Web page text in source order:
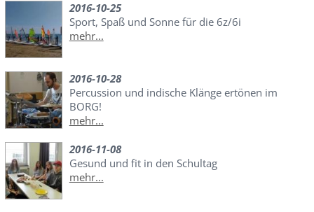
2016-10-25
Sport, Spaß und Sonne für die 6z/6i
mehr...
2016-10-28
Percussion und indische Klänge ertönen im
BORG!
mehr...
2016-11-08
Gesund und fit in den Schultag
mehr...